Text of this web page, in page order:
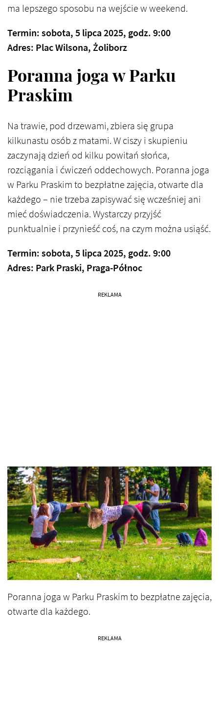
ma lepszego sposobu na wejście w weekend.
Termin: sobota, 5 lipca 2025, godz. 9:00
Adres: Plac Wilsona, Żoliborz
Poranna joga w Parku
Praskim
Na trawie, pod drzewami, zbiera się grupa
kilkunastu osób z matami. W ciszy i skupieniu
zaczynają dzień od kilku powitań słońca,
rozciągania i ćwiczeń oddechowych. Poranna joga
w Parku Praskim to bezpłatne zajęcia, otwarte dla
każdego – nie trzeba zapisywać się wcześniej ani
mieć doświadczenia. Wystarczy przyjść
punktualnie i przynieść coś, na czym można usiąść.
Termin: sobota, 5 lipca 2025, godz. 9:00
Adres: Park Praski, Praga-Północ
REKLAMA
Poranna joga w Parku Praskim to bezpłatne zajęcia,
otwarte dla każdego.
REKLAMA